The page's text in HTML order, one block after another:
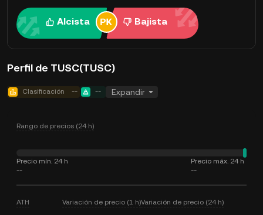
Alcista Bajista
Perfil de TUSC(TUSC)
Clasificación -- -- Expandir
Rango de precios (24 h)
Precio mín. 24 h
--
Precio máx. 24 h
--
ATH Variación de precio (1 h)Variación de precio (24 h)